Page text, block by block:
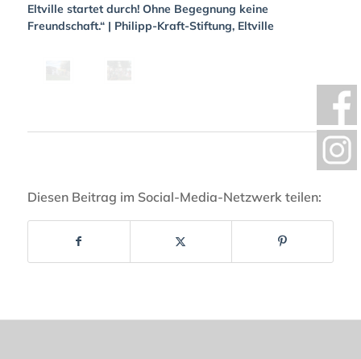
Eltville startet durch! Ohne Begegnung keine
Freundschaft.“ | Philipp-Kraft-Stiftung, Eltville
Diesen Beitrag im Social-Media-Netzwerk teilen: